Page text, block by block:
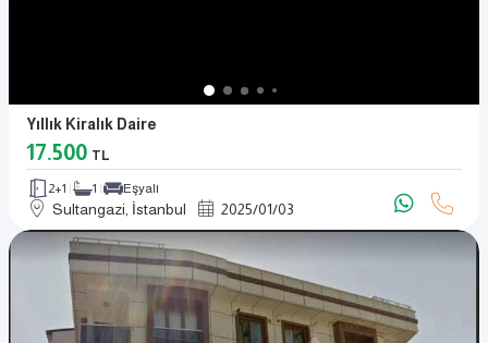
Yıllık Kiralık Daire
17.500 TL
2+1 1 Eşyalı
Sultangazi, İstanbul 2025/01/03